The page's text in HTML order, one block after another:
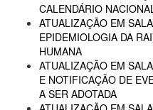
CALENDÁRIO
ATUALIZAÇÃO EM
EPIDEMIOLOGIA DA
HUMANA
ATUALIZAÇÃO EM
E NOTIFICAÇÃO DE
A SER ADOTADA